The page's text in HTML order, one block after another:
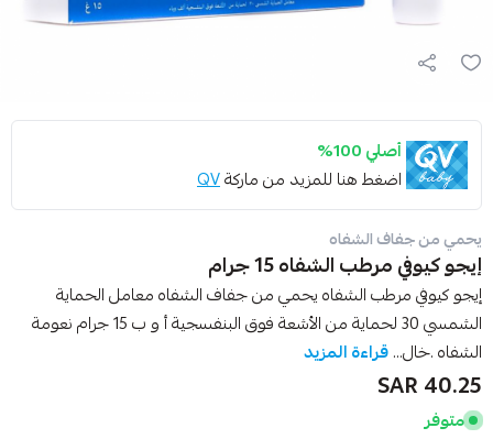
أصلي 100%
اضغط هنا للمزيد من ماركةQV
يحمي من جفاف الشفاه
إيجو كيوفي مرطب الشفاه 15 جرام
إيجو كيوفي مرطب الشفاه يحمي من جفاف الشفاه معامل الحماية
الشمسي 30 لحماية من الأشعة فوق البنفسجية أ و ب 15 جرام نعومة
الشفاه .خال...قراءة المزيد
40.25 SAR
متوفر